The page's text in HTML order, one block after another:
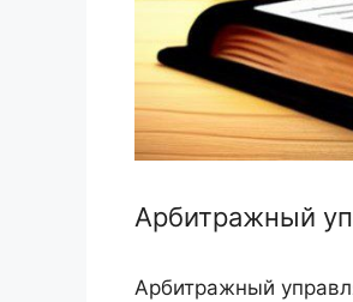
Арбитражный
Арбитражный